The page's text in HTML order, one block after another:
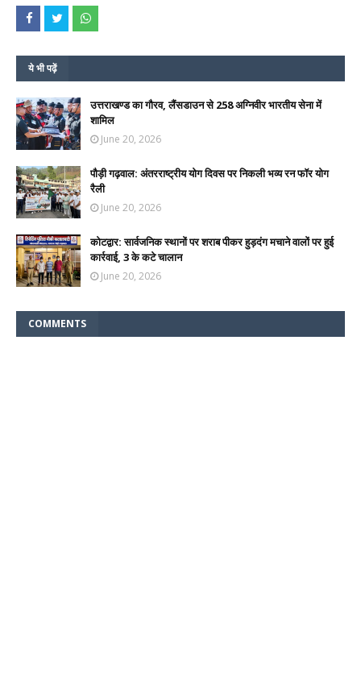
ये भी पढ़ें
उत्तराखण्ड का गौरव, लैंसडाउन से 258 अग्निवीर भारतीय सेना में
शामिल
June 20, 2026
पौड़ी गढ़वाल: अंतरराष्ट्रीय योग दिवस पर निकली भव्य रन फॉर योग
रैली
June 20, 2026
कोटद्वार: सार्वजनिक स्थानों पर शराब पीकर हुड़दंग मचाने वालों पर हुई
कार्रवाई, 3 के कटे चालान
June 20, 2026
COMMENTS